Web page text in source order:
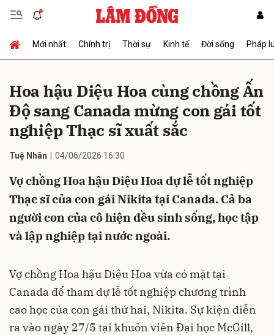
Mới nhất Chính trị Thời sự Kinh tế Đời sống Pháp
Hoa hậu Diệu Hoa cùng chồng Ấn
Độ sang Canada mừng con gái tốt
nghiệp Thạc sĩ xuất sắc
Tuệ Nhân 04/06/2026 16:30
Vợ chồng Hoa hậu Diệu Hoa dự lễ tốt nghiệp
Thạc sĩ của con gái Nikita tại Canada. Cả ba
người con của cô hiện đều sinh sống, học tập
và lập nghiệp tại nước ngoài.
Vợ chồng Hoa hậu Diệu Hoa vừa có mặt tại
Canada để tham dự lễ tốt nghiệp chương trình
cao học của con gái thứ hai, Nikita. Sự kiện diễn
ra vào ngày 27/5 tại khuôn viên Đại học McGill,
Gửi bình luận
Hủy Gửi